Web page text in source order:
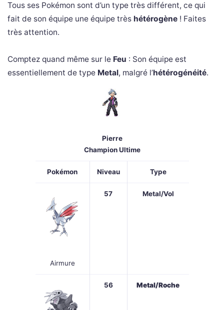
Tous ses Pokémon sont d’un type très différent, ce qui
fait de son équipe une équipe très hétérogène ! Faites
très attention.
Comptez quand même sur le Feu : Son équipe est
essentiellement de type Metal, malgré l’hétérogénéité.
Pierre
Champion Ultime
Pokémon Niveau Type
Airmure
57 Metal/Vol
56 Metal/Roche